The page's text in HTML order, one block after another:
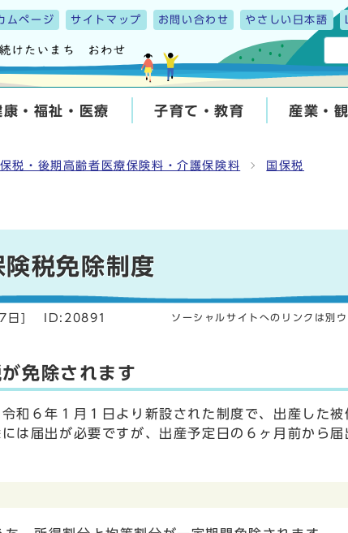
ムページ サイトマップ お問い合わせ やさしい日本語
康・福祉・医療 子育て・教育 産業・
税・後期高齢者医療保険料・介護保険料 国保税
税免除制度
日 ID:20891 ソーシャルサイトへのリンクは別
免除されます
和６年１月１日より新設された制度で、出産した
は届出が必要ですが、出産予定日の６ヶ月前から